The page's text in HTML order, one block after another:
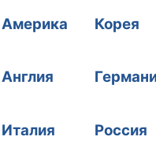
Америка
Англия
Италия
Корея
Россия